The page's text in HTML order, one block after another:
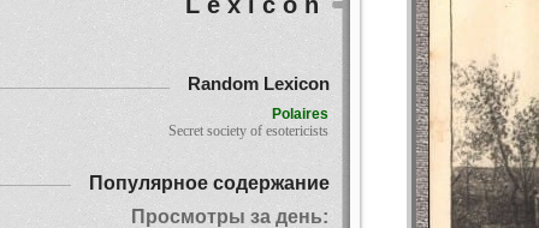
Random Lexicon
Polaires
Secret society of esotericists
Популярное содержание
Просмотры за день: